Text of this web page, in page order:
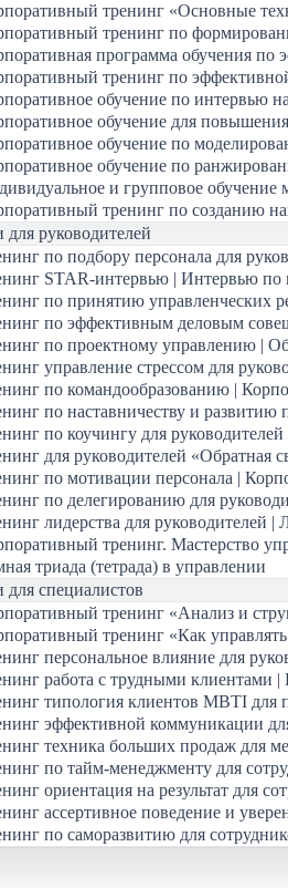
тренинг «Основные
тренинг по
программа обучения по
тренинг по
обучение по интервью
обучение для
обучение по
обучение по
и групповое
тренинг по созданию
для руководителей
по подбору персонала для
STAR-интервью | Интервью по
по принятию управленческих
по эффективным деловым
по проектному управлению |
управление стрессом для
по командообразованию |
по наставничеству и развитию
по коучингу для
для руководителей «Обратная
по мотивации персонала |
по делегированию для
лидерства для руководителей
тренинг. Мастерство
триада (тетрада) в управлении
для специалистов
тренинг «Анализ и
тренинг «Как
персональное влияние для
работа с трудными клиентами
типология клиентов MBTI
эффективной коммуникации
техника больших продаж для
по тайм-менеджменту для
ориентация на результат для
ассертивное поведение и
по саморазвитию для